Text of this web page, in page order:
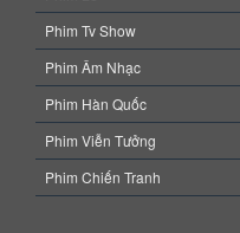
Phim Tv Show
Phim Âm Nhạc
Phim Hàn Quốc
Phim Viễn Tưởng
Phim Chiến Tranh